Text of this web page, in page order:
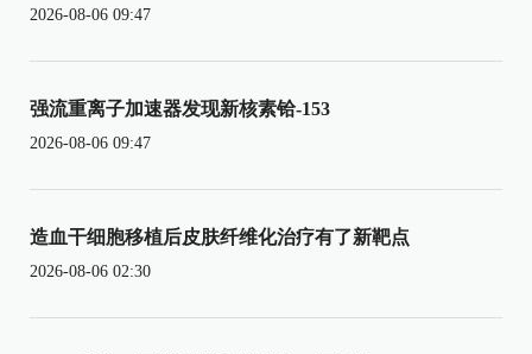
2026-08-06 09:47
强流重离子加速器发现新核素铪-153
2026-08-06 09:47
造血干细胞移植后皮肤纤维化治疗有了新靶点
2026-08-06 02:30